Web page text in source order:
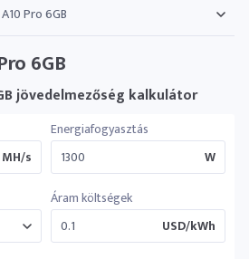
6GB
jövedelmezőség kalkulátor
MH/s
Energiafogyasztás
W
Áram költségek
USD/kWh